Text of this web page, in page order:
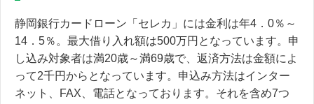
静岡銀行カードローン「セレカ」には金利は年4．0％～
14．5％。最大借り入れ額は500万円となっています。申
し込み対象者は満20歳～満69歳で、返済方法は金額によ
って2千円からとなっています。申込み方法はインター
ネット、FAX、電話となっております。それを含め7つ